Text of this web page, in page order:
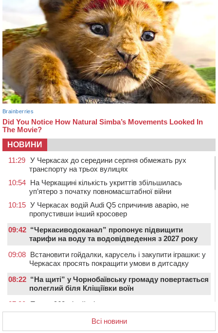
НОВИНИ
11:29 У Черкасах до середини серпня обмежать рух
транспорту на трьох вулицях
10:54 На Черкащині кількість укриттів збільшилась
уп’ятеро з початку повномасштабної війни
10:15 У Черкасах водій Audi Q5 спричинив аварію, не
пропустивши інший кросовер
09:42 “Черкасиводоканал” пропонує підвищити
тарифи на воду та водовідведення з 2027 року
09:08 Встановити гойдалки, карусель і закупити іграшки: у
Черкасах просять покращити умови в дитсадку
08:22 “На щиті” у Чорнобаївську громаду повертається
полеглий біля Кліщіївки воїн
07:30
Понад 968 мільйонів гривень земельного податку
сплатили на Черкащині
06 СЕРПНЯ 2026, ЧЕТВЕР
Всі новини